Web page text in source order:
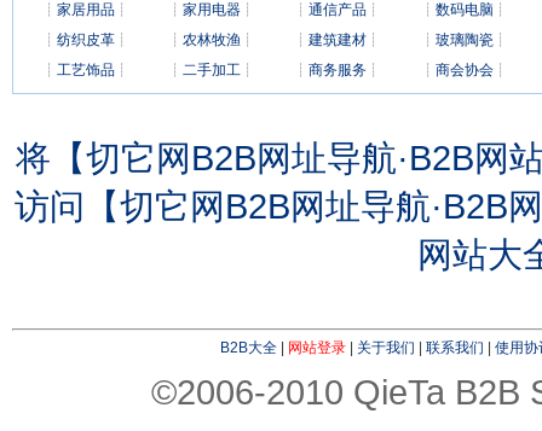
┊ 家居用品 ┊ ┊ 家用电器 ┊ ┊ 通信产品 ┊ ┊ 数码电脑 ┊
┊ 纺织皮革 ┊ ┊ 农林牧渔 ┊ ┊ 建筑建材 ┊ ┊ 玻璃陶瓷┊
┊ 工艺饰品 ┊ ┊ 二手加工 ┊ ┊ 商务服务 ┊ ┊ 商会协会┊
将【切它网B2B网址导航·B2B网
访问【切它网B2B网址导航·B2B
网站大
B2B大全| 网站登录| 关于我们 联系我们 使用协
©2006-2010 QieTa B2B